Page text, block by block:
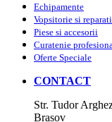
Echipamente
Vopsitorie si
Piese si accesorii
Curatenie
Oferte Speciale
CONTACT
Str. Tudor
Brasov